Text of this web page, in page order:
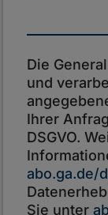
Die
und
Ihrer
DSGVO.
abo.ga.de/
Sie unter